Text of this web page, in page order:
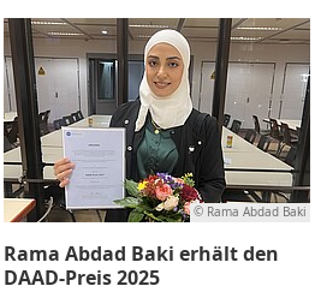
© Rama Abdad Baki
Rama Abdad Baki erhält den
DAAD-Preis 2025